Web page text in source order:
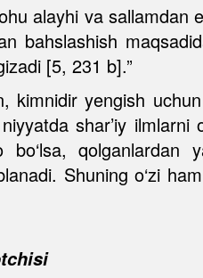
alayhi va sallamdan
bahslashish
[5, 231 b].”
kimnidir yengish
shar’iy ilmlarni
qolganlardan
Shuning o‘zi